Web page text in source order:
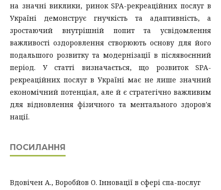
на значні виклики, ринок SPA-рекреаційних послуг в
Україні демонструє гнучкість та адаптивність, а
зростаючий внутрішній попит та усвідомлення
важливості оздоровлення створюють основу для його
подальшого розвитку та модернізації в післявоєнний
період. У статті визначається, що розвиток SPA-
рекреаційних послуг в Україні має не лише значний
економічний потенціал, але й є стратегічно важливим
для відновлення фізичного та ментального здоров'я
нації.
ПОСИЛАННЯ
Вдовічен А., Воробйов О. Інновації в сфері спа-послуг